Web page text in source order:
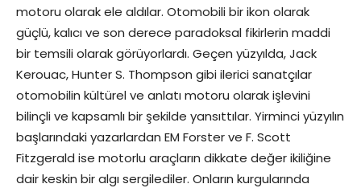
motoru olarak ele aldılar. Otomobili bir ikon olarak
güçlü, kalıcı ve son derece paradoksal fikirlerin maddi
bir temsili olarak görüyorlardı. Geçen yüzyılda, Jack
Kerouac, Hunter S. Thompson gibi ilerici sanatçılar
otomobilin kültürel ve anlatı motoru olarak işlevini
bilinçli ve kapsamlı bir şekilde yansıttılar. Yirminci yüzyılın
başlarındaki yazarlardan EM Forster ve F. Scott
Fitzgerald ise motorlu araçların dikkate değer ikiliğine
dair keskin bir algı sergilediler. Onların kurgularında